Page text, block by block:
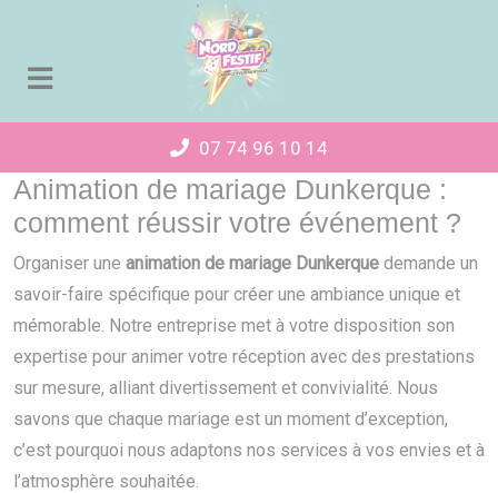
07 74 96 10 14
Animation de mariage Dunkerque :
comment réussir votre événement ?
Organiser une animation de mariage Dunkerque demande un
savoir-faire spécifique pour créer une ambiance unique et
mémorable. Notre entreprise met à votre disposition son
expertise pour animer votre réception avec des prestations
sur mesure, alliant divertissement et convivialité. Nous
savons que chaque mariage est un moment d’exception,
c’est pourquoi nous adaptons nos services à vos envies et à
l’atmosphère souhaitée.
Panneau de gestion des cookies